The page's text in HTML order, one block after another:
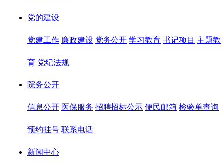
党的建设
党建工作 廉政建设 党务公开 学习教育 书记项目 主题教
育 党纪法规
院务公开
信息公开 医保服务 招聘招标公示 便民邮箱 检验单查询
预约挂号 联系电话
新闻中心